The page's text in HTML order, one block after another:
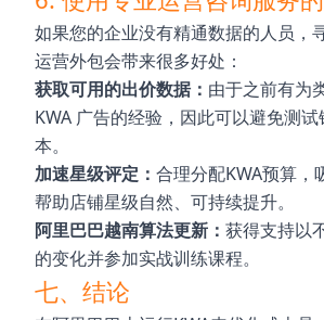
如果您的企业没有精通数据的人员，
运营外包会带来很多好处：
获取可用的出价数据： 由于之前有为
KWA 广告的经验，因此可以避免测
本。
加速星级评定： 合理分配KWA预算，
帮助店铺星级自然、可持续提升。
阿里巴巴越南算法更新： 获得支持以
的变化并参加实战训练课程。
七、结论